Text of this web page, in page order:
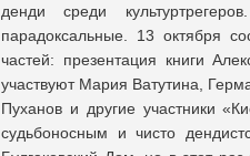
денди среди
парадоксальные. 13 октября
частей: презентация книги
участвуют Мария Ватутина,
Пуханов и другие участники
судьбоносным и чисто